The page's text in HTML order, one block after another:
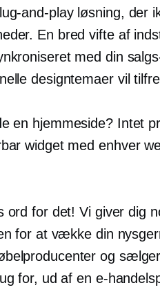
and-playløsning, der
En bred vifte af
med din
designtemaer vil
en hjemmeside? Intet
widget med enhver
ord for det! Vi giver dig
for at vække din
og
for, ud af en e-